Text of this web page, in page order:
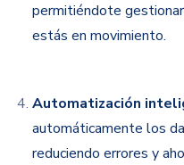
permitiéndote
estás en movimiento.
Automatización
automáticamente los
reduciendo errores y